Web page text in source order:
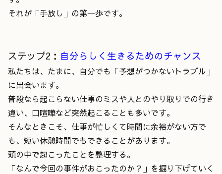
それが「手放し」の第一歩です。
ステップ2： 自分らしく生きるためのチャンス
私たちは、たまに、自分でも「予想がつかないトラブル」
に出会います。
普段なら起こらない仕事のミスや人とのやり取りでの行き
違い、口喧嘩など突然起こることも多いです。
そんなときこそ、仕事が忙しくて時間に余裕がない方で
も、短い休憩時間でもできることがあります。
頭の中で起こったことを整理する。
「なんで今回の事件がおこったのか？」を掘り下げていく